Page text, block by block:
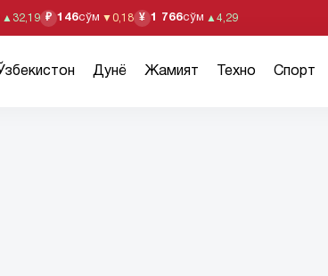
▲ 32,19 ₽ 146сўм ▼ 0,18 ¥ 1 766сўм ▲ 4,29
Дунё Жамият Техно Спорт